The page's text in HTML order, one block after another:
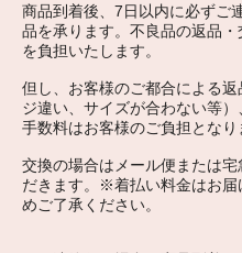
商品到着後、7日以内に必ずご
品を承ります。不良品の返品
を負担いたします。
但し、お客様のご都合による
ジ違い、サイズが合わない等
手数料はお客様のご負担となり
交換の場合はメール便または
だきます。※着払い料金はお
めご了承ください。